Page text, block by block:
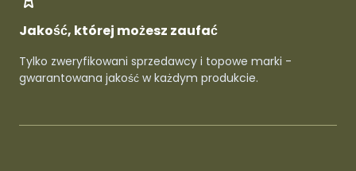
Jakość, której możesz zaufać
Tylko zweryfikowani sprzedawcy i topowe marki -
gwarantowana jakość w każdym produkcie.